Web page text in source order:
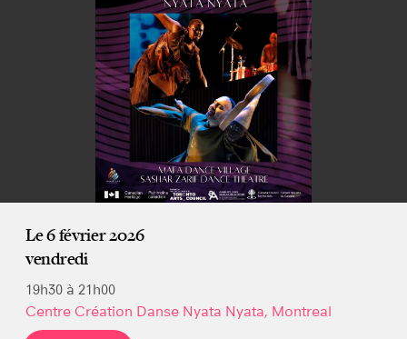
Le 6 février 2026
vendredi
19h30 à 21h00
Centre Création Danse Nyata Nyata, Montreal